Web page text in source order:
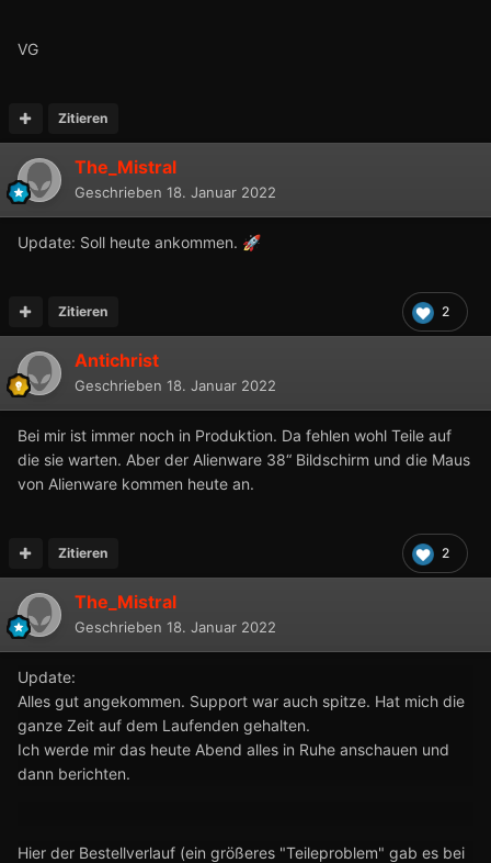
VG
Zitieren
The_Mistral
Geschrieben 18. Januar 2022
Update: Soll heute ankommen. 🚀
2
Zitieren
Antichrist
Geschrieben 18. Januar 2022
Bei mir ist immer noch in Produktion. Da fehlen wohl Teile auf
die sie warten. Aber der Alienware 38“ Bildschirm und die Maus
von Alienware kommen heute an.
2
Zitieren
The_Mistral
Geschrieben 18. Januar 2022
Update:
Alles gut angekommen. Support war auch spitze. Hat mich die
ganze Zeit auf dem Laufenden gehalten.
Ich werde mir das heute Abend alles in Ruhe anschauen und
dann berichten.
Hier der Bestellverlauf (ein größeres "Teileproblem" gab es bei